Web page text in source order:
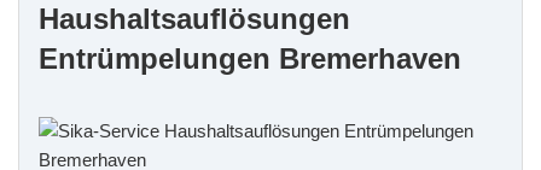
Entrümpelungen
Haushaltsauflösungen
Wohnungsauflösungen
Haushaltsauflösungen
Entrümpelungen Bremerhaven